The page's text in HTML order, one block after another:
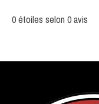
0étoiles selon 0avis